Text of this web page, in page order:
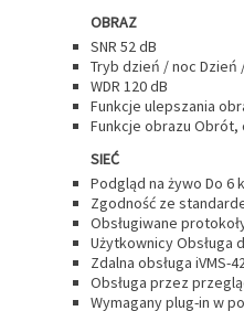
OBRAZ
SNR 52 dB
Tryb dzień / noc
WDR 120 dB
Funkcje ulepszania
Funkcje obrazu Obrót,
SIEĆ
Podgląd na żywo Do 6
Zgodność ze
Obsługiwane protokoły
Użytkownicy
Zdalna obsługa iVMS-
Obsługa przez
Wymagany plug-in w